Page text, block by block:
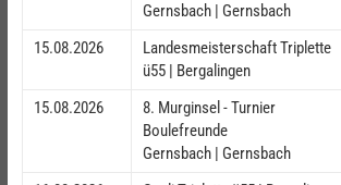
Gernsbach | Gernsbach
15.08.2026
Landesmeisterschaft Triplette
ü55 | Bergalingen
15.08.2026
8. Murginsel - Turnier
Boulefreunde
Gernsbach | Gernsbach